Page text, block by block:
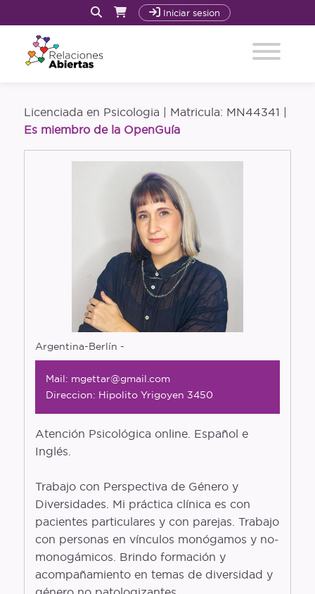
Iniciar sesion
Quiénes Somos y Cómo trabajamos
Acompañamiento
Nuestro Libro: La Revolución Sexoafectiva
Glosario
Entrevistas
Polymapa
Openguia
Podcast
Licenciada en Psicologia | Matricula: MN44341 |
Es miembro de la OpenGuía
Argentina-Berlín -
Mail: mgettar@gmail.com
Direccion: Hipolito Yrigoyen 3450
Atención Psicológica online. Español e
Inglés.
Trabajo con Perspectiva de Género y
Diversidades. Mi práctica clínica es con
pacientes particulares y con parejas. Trabajo
con personas en vínculos monógamos y no-
monogámicos. Brindo formación y
acompañamiento en temas de diversidad y